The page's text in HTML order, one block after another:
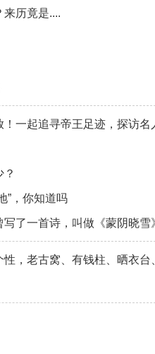
来历竟是....
一起追寻帝王足迹，探访名
？
”，你知道吗
了一首诗，叫做《蒙阴晓雪
，老古窝、有钱柱、晒衣台